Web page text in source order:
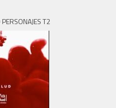
PERSONAJES T2